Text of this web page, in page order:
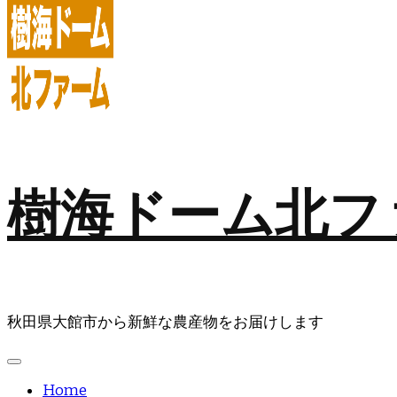
樹海ドーム北
秋田県大館市から新鮮な農産物をお届けします
Home